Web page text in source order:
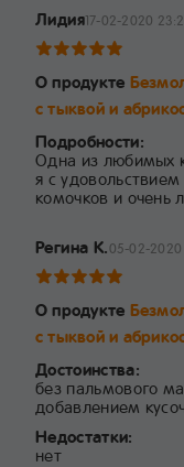
Лидия17-02-2020
О продукте
с тыквой и
Подробности:
Одна из любимых
я с
комочков и очень
Регина К.05-02-2020
О продукте
с тыквой и
Достоинства:
без пальмового
добавлением
Недостатки:
нет